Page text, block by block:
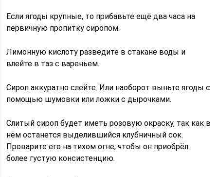
Если ягоды крупные, то прибавьте ещё два часа на
первичную пропитку сиропом.
Лимонную кислоту разведите в стакане воды и
влейте в таз с вареньем.
Сироп аккуратно слейте. Или наоборот выньте ягоды с
помощью шумовки или ложки с дырочками.
Слитый сироп будет иметь розовую окраску, так как в
нём останется выделившийся клубничный сок.
Проварите его на тихом огне, чтобы он приобрёл
более густую консистенцию.